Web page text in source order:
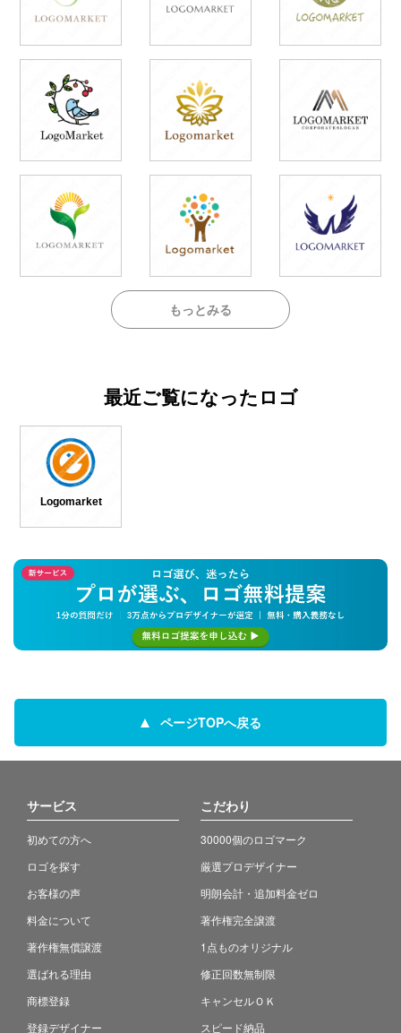
もっとみる
最近ご覧になったロゴ
Logomarket
ページTOPへ戻る
サービス
初めての方へ
ロゴを探す
お客様の声
料金について
著作権無償譲渡
選ばれる理由
商標登録
登録デザイナー
こだわり
30000個のロゴマーク
厳選プロデザイナー
明朗会計・追加料金ゼロ
著作権完全譲渡
1点ものオリジナル
修正回数無制限
キャンセルＯＫ
スピード納品